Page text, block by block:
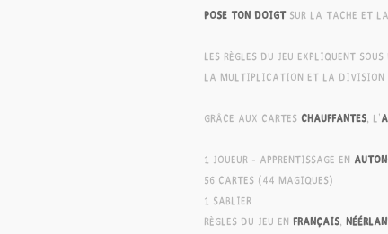
Pose ton doigt sur la tache et la
Les règles du jeu expliquent sous
la multiplication et la division
Grâce aux cartes chauffantes, l'
1 joueur - apprentissage en
56 cartes (44 magiques)
1 sablier
Règles du jeu en français,